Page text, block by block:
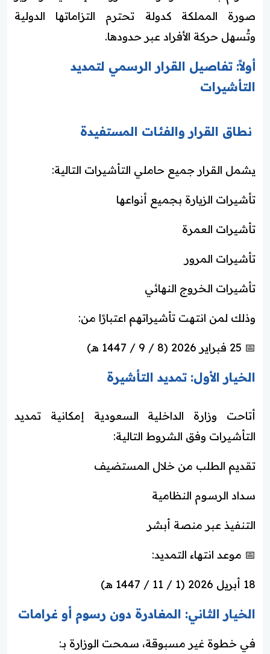
صورة المملكة كدولة تحترم التزاماتها الدولية
وتُسهل حركة الأفراد عبر حدودها.
أولاً: تفاصيل القرار الرسمي لتمديد
التأشيرات
نطاق القرار والفئات المستفيدة
يشمل القرار جميع حاملي التأشيرات التالية:
تأشيرات الزيارة بجميع أنواعها
تأشيرات العمرة
تأشيرات المرور
تأشيرات الخروج النهائي
وذلك لمن انتهت تأشيراتهم اعتبارًا من:
📅 25 فبراير 2026 (8 / 9 / 1447 هـ)
الخيار الأول: تمديد التأشيرة
أتاحت وزارة الداخلية السعودية إمكانية تمديد
التأشيرات وفق الشروط التالية:
تقديم الطلب من خلال المستضيف
سداد الرسوم النظامية
التنفيذ عبر منصة أبشر
📅 موعد انتهاء التمديد:
18 أبريل 2026 (1 / 11 / 1447 هـ)
الخيار الثاني: المغادرة دون رسوم أو غرامات
في خطوة غير مسبوقة، سمحت الوزارة بـ: